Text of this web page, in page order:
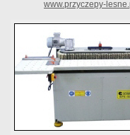
www.przyczepy-